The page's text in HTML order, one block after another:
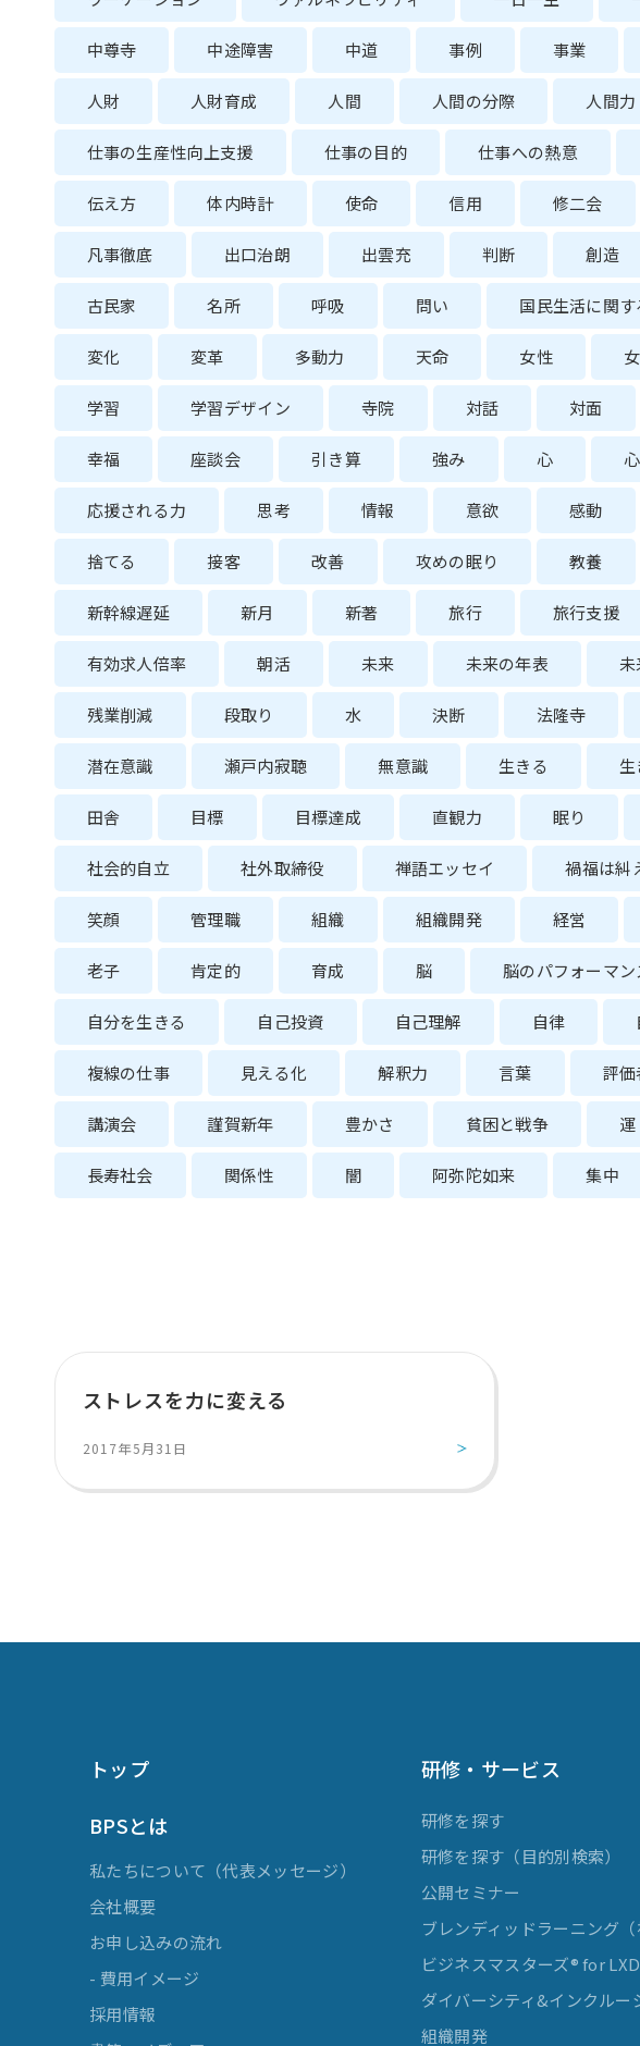
中尊寺 中途障害 中道 事例 事業
人財 人財育成 人間 人間の分際 人間力
仕事の生産性向上支援 仕事の目的 仕事への熱意
伝え方 体内時計 使命 信用 修二会
凡事徹底 出口治朗 出雲充 判断 創造
古民家 名所 呼吸 問い 国民生活に関
変化 変革 多動力 天命 女性
学習 学習デザイン 寺院 対話 対面
幸福 座談会 引き算 強み 心
応援される力 思考 情報 意欲 感動
捨てる 接客 改善 攻めの眠り 教養
新幹線遅延 新月 新著 旅行 旅行支援
有効求人倍率 朝活 未来 未来の年表
残業削減 段取り 水 決断 法隆寺
潜在意識 瀬戸内寂聴 無意識 生きる
田舎 目標 目標達成 直観力 眠り
社会的自立 社外取締役 禅語エッセイ 禍福は糾
笑顔 管理職 組織 組織開発 経営
老子 肯定的 育成 脳 脳のパフォーマン
自分を生きる 自己投資 自己理解 自律
複線の仕事 見える化 解釈力 言葉 評価
講演会 謹賀新年 豊かさ 貧困と戦争 運
長寿社会 関係性 闇 阿弥陀如来 集中
ストレスを力に変える
2017年5月31日
トップ
BPSとは
私たちについて（代表メッセージ）
会社概要
お申し込みの流れ
- 費用イメージ
採用情報
研修・サービス
研修を探す
研修を探す（目的別検索）
公開セミナー
ブレンディッドラーニング（
ビジネスマスターズ® for LXD
ダイバーシティ&インクルー
組織開発